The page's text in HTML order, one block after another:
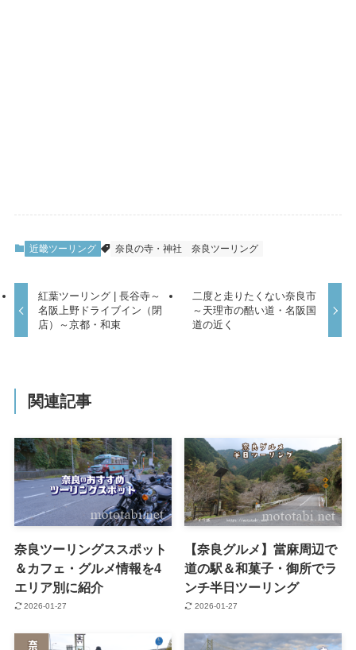
近畿ツーリング 奈良の寺・神社 奈良ツーリング
紅葉ツーリング | 長谷寺～
名阪上野ドライブイン（閉
店）～京都・和束
二度と走りたくない奈良市
～天理市の酷い道・名阪国
道の近く
関連記事
奈良ツーリングススポット
＆カフェ・グルメ情報を4
エリア別に紹介
2026-01-27
【奈良グルメ】當麻周辺で
道の駅＆和菓子・御所でラ
ンチ半日ツーリング
2026-01-27